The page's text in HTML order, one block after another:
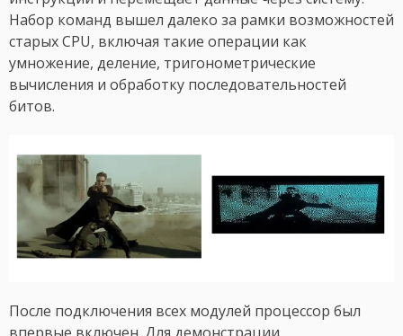
Набор команд вышел далеко за рамки возможностей
старых CPU, включая такие операции как
умножение, деление, тригонометрические
вычисления и обработку последовательностей
битов.
После подключения всех модулей процессор был